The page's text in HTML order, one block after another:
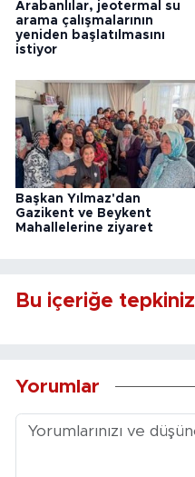
Arabanlılar, jeotermal su
arama çalışmalarının
yeniden başlatılmasını
istiyor
Başkan Yılmaz'dan
Gazikent ve Beykent
Mahallelerine ziyaret
Bu içeriğe tepkiniz
Yorumlar